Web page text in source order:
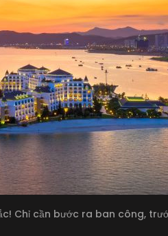
Chỉ cần bước ra ban công,